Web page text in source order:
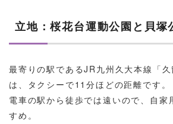
立地：桜花台運動公園と貝塚
最寄りの駅であるJR九州久大本線「
は、タクシーで11分ほどの距離です。
電車の駅から徒歩では遠いので、自家
すめ。